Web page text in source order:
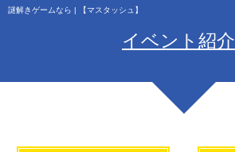
謎解きゲームなら | 【マスタッシュ】
イベント紹介